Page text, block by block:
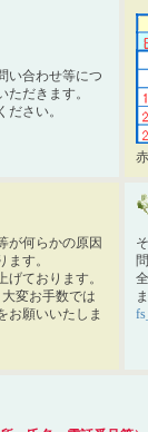
い合わせ等につ
だきます。
さい。
が何らかの原因
す。
ております。
変お手数では
お願いいたしま